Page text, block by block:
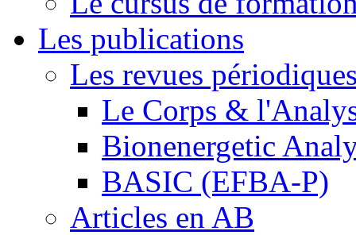
Les publications
Les revues
Le Corps &
Bionenergetic
BASIC (EFBA-P)
Articles en AB